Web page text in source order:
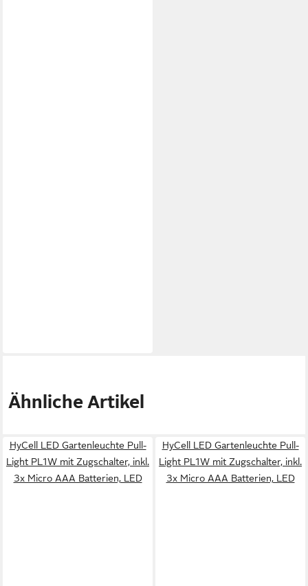
Ähnliche Artikel
HyCell LED Gartenleuchte Pull-
Light PL1W mit Zugschalter, inkl.
3x Micro AAA Batterien, LED
HyCell LED Gartenleuchte Pull-
Light PL1W mit Zugschalter, inkl.
3x Micro AAA Batterien, LED